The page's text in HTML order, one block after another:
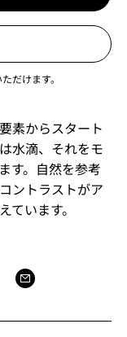
だけます。
素からスタート
水滴、それをモ
す。自然を参考
ントラストがア
います。